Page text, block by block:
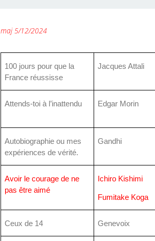
maj 5/12/2024
100 jours pour que la
France réussisse
Jacques Attali
Attends-toi à l’inattendu Edgar Morin
Autobiographie ou mes
expériences de vérité.
Gandhi
Avoir le courage de ne
pas être aimé
Ichiro Kishimi
Fumitake Koga
Ceux de 14 Genevoix